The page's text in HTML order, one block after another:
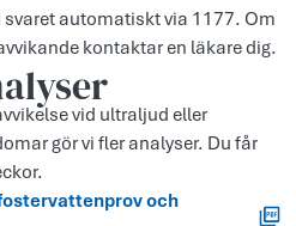
automatiskt via 1177. Om
kontaktar en läkare dig.
vid ultraljud eller
gör vi fler analyser. Du får
och